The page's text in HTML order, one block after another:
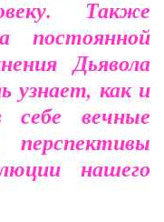
Также
постоянной
Дьявола
узнает, как и
вечные
нашего